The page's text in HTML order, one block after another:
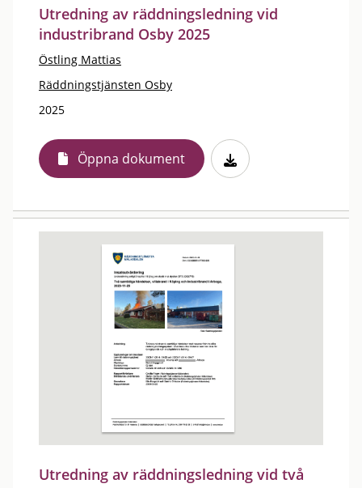
Utredning av räddningsledning vid
industribrand Osby 2025
Östling Mattias
Räddningstjänsten Osby
2025
Öppna dokument
Utredning av räddningsledning vid två